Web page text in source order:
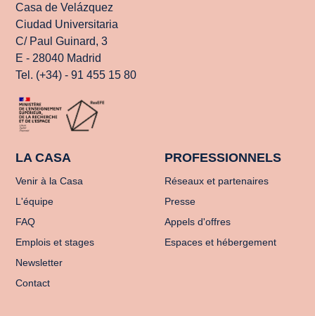
Casa de Velázquez
Ciudad Universitaria
C/ Paul Guinard, 3
E - 28040 Madrid
Tel. (+34) - 91 455 15 80
LA CASA
Venir à la Casa
L'équipe
FAQ
Emplois et stages
Newsletter
Contact
PROFESSIONNELS
Réseaux et partenaires
Presse
Appels d'offres
Espaces et hébergement